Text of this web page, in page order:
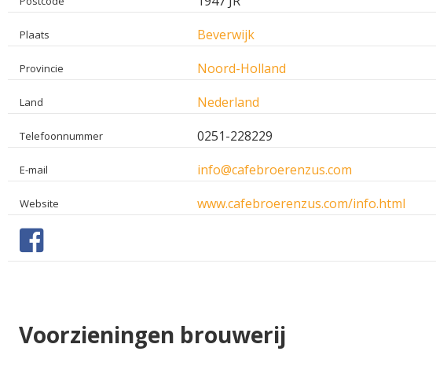
Plaats Beverwijk
Provincie Noord-Holland
Land Nederland
Telefoonnummer 0251-228229
E-mail info@cafebroerenzus.com
Website www.cafebroerenzus.com/info.html
Voorzieningen brouwerij